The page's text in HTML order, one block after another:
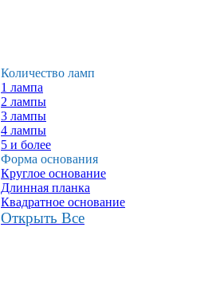
Количество ламп
1 лампа
2 лампы
3 лампы
4 лампы
5 и более
Форма основания
Круглое основание
Длинная планка
Квадратное основание
Открыть Все